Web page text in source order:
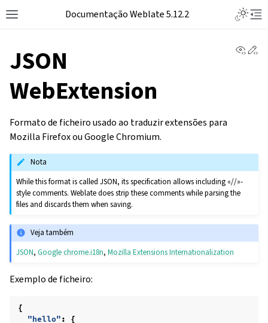
Toggle site navigation sidebar
Documentação Weblate 5.12.2
JSON
WebExtension
Formato de ficheiro usado ao traduzir extensões para
Mozilla Firefox ou Google Chromium.
Nota
While this format is called JSON, its specification allows including «//»-
style comments. Weblate does strip these comments while parsing the
files and discards them when saving.
Veja também
JSON,Google chrome.i18n,Mozilla Extensions Internationalization
Exemplo de ficheiro:
{
"hello":
{